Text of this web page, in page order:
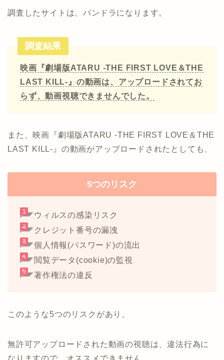
調査したサイトは、パンドラになります。
調査結果
映画『劇場版ATARU ‐THE FIRST LOVE＆THE
LAST KILL‐』の動画は、アップロードされてお
らず、動画視聴できませんでした。
また、映画『劇場版ATARU ‐THE FIRST LOVE＆THE
LAST KILL‐』の動画がアップロードされたとしても、
5つのリスク
ウィルスの感染リスク
クレジット番号の漏洩
個人情報(パスワード)の流出
閲覧データ(cookie)の監視
著作権法の違反
このような5つのリスクがあり、
無許可アップロードされた動画の視聴は、違法行為に